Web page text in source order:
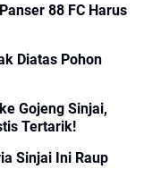
88 FC Harus
Diatas Pohon
Gojeng Sinjai,
Tertarik!
Sinjai Ini Raup